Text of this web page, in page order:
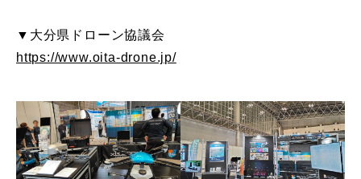
▼大分県ドローン協議会
https://www.oita-drone.jp/